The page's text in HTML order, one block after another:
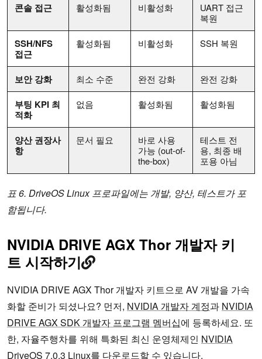
콘솔 접근 활성화됨 비활성화
UART 접근
복원
SSH/NFS
접근
활성화됨 비활성화 SSH 복원
보안 강화 최소 수준 완전 강화 완전 강화
부팅 KPI 최
적화
없음 활성화됨 활성화됨
양산 권장사
항
문서 필요
바로 사용
가능 (out-of-
the-box)
테스트 전
용, 최종 배
포용 아님
표 6. DriveOS Linux 프로파일에는 개발, 양산, 테스트가 포
함됩니다.
NVIDIA DRIVE AGX Thor 개발자 키
트 시작하기
NVIDIA DRIVE AGX Thor 개발자 키트으로 AV 개발을 가속
화할 준비가 되셨나요? 먼저, NVIDIA 개발자 계정과 NVIDIA
DRIVE AGX SDK 개발자 프로그램 멤버십에 등록하세요. 또
한, 자율주행차를 위해 특화된 최신 운영체제인 NVIDIA
DriveOS 7.0.3 Linux를 다운로드할 수 있습니다.